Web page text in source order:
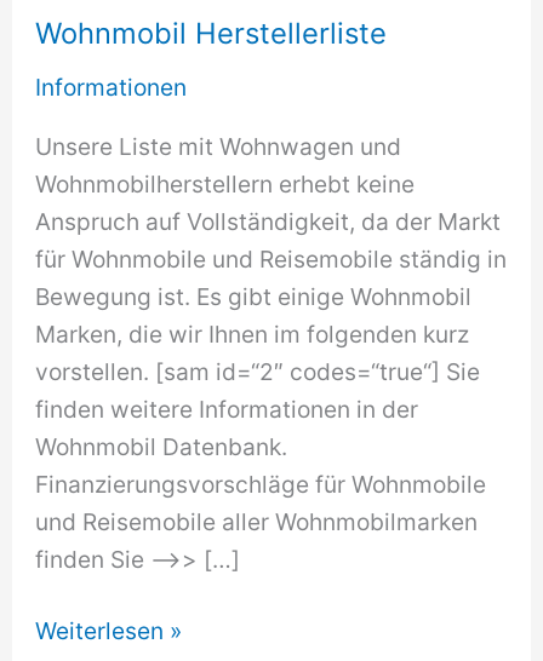
Wohnmobil Herstellerliste
Informationen
Unsere Liste mit Wohnwagen und
Wohnmobilherstellern erhebt keine
Anspruch auf Vollständigkeit, da der Markt
für Wohnmobile und Reisemobile ständig in
Bewegung ist. Es gibt einige Wohnmobil
Marken, die wir Ihnen im folgenden kurz
vorstellen. [sam id=“2″ codes=“true“] Sie
finden weitere Informationen in der
Wohnmobil Datenbank.
Finanzierungsvorschläge für Wohnmobile
und Reisemobile aller Wohnmobilmarken
finden Sie –>> […]
Wohnmobil
Weiterlesen »